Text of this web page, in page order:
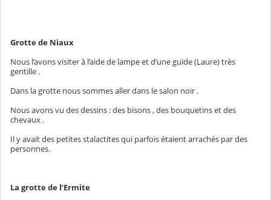
Grotte de Niaux
Nous l’avons visiter à l’aide de lampe et d’une guide (Laure) très
gentille .
Dans la grotte nous sommes aller dans le salon noir .
Nous avons vu des dessins : des bisons , des bouquetins et des
chevaux .
Il y avait des petites stalactites qui parfois étaient arrachés par des
personnes.
La grotte de l’Ermite